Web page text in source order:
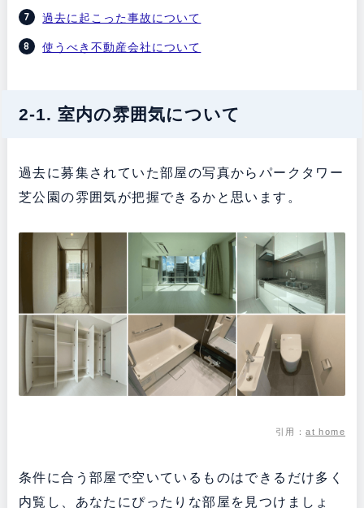
過去に起こった事故について
使うべき不動産会社について
2-1. 室内の雰囲気について
過去に募集されていた部屋の写真からパークタワー
芝公園の雰囲気が把握できるかと思います。
引用：at home
条件に合う部屋で空いているものはできるだけ多く
内覧し、あなたにぴったりな部屋を見つけましょ